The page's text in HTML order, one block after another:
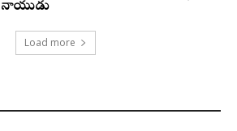
నాయుడు
Load more